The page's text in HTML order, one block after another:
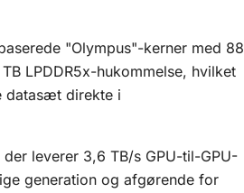
"Olympus"-kerner med 88
LPDDR5x-hukommelse, hvilket
datasæt direkte i
leverer 3,6 TB/s GPU-til-GPU-
generation og afgørende for